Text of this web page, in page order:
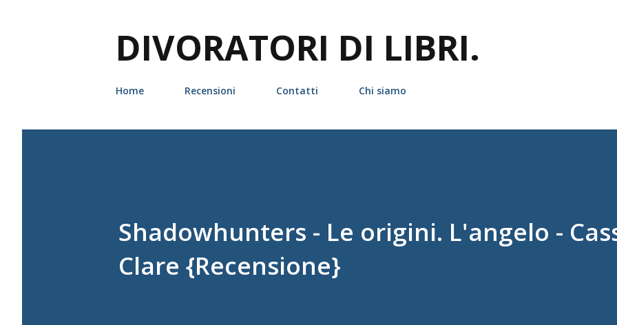
DIVORATORI DI LIBRI.
Home Recensioni Contatti Chi siamo
Shadowhunters - Le origini. L'angelo -
Clare {Recensione}